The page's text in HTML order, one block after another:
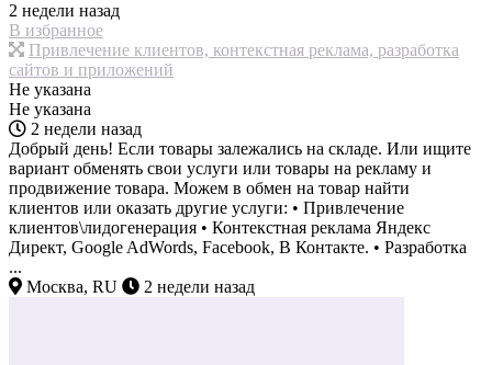
2 недели назад
В избранное
Привлечение клиентов, контекстная реклама, разработка
сайтов и приложений
Не указана
Не указана
2 недели назад
Добрый день! Если товары залежались на складе. Или ищите
вариант обменять свои услуги или товары на рекламу и
продвижение товара. Можем в обмен на товар найти
клиентов или оказать другие услуги: • Привлечение
клиентов\лидогенерация • Контекстная реклама Яндекс
Директ, Google AdWords, Facebook, В Контакте. • Разработка
...
Москва, RU
2 недели назад